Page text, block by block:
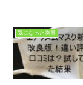
気になった物事